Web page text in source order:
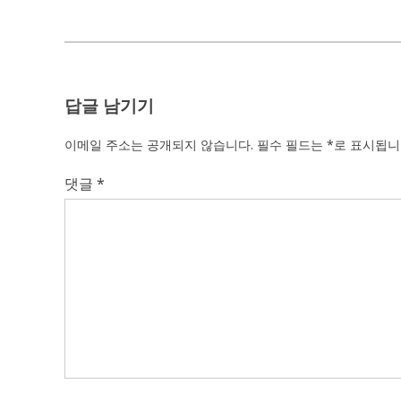
답글 남기기
이메일 주소는 공개되지 않습니다. 필수 필드는 *로 표시됩
댓글 *